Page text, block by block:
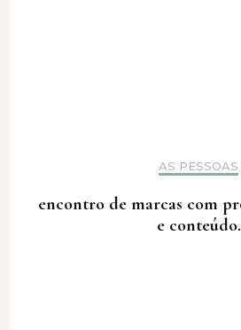
AS PESSOAS
encontro de marcas com
e conteúdo.